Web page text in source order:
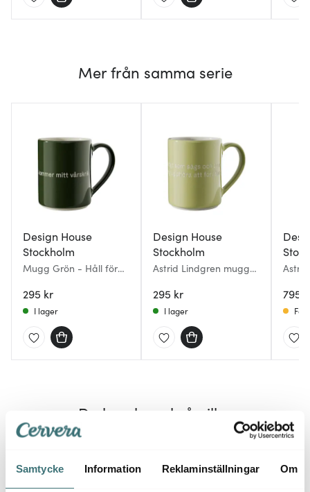
Samtycke Information Reklaminställningar Om
Mer från samma serie
Design House
Stockholm
Mugg Grön - Håll för
295 kr
I lager
Design House
Stockholm
Astrid Lindgren mugg
onödigt…
295 kr
I lager
är en
blå
795
Få
Du kanske också gillar